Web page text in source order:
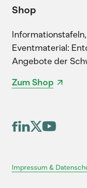
Shop
Eventmaterial:
Angebote der
Zum Shop
Impressum &